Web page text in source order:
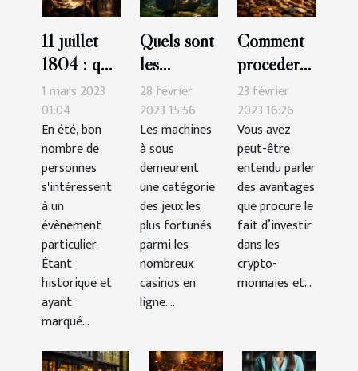
11 juillet
1804 : que
retenir du
duel au
pistolet
mémorable
à New
York ?
1 mars 2023
01:04
En été, bon
nombre de
personnes
s'intéressent
à un
évènement
particulier.
Étant
historique et
ayant
marqué...
Quels sont
les
meilleures
machines à
sous-
catégorie
aventure ?
28 février
2023 15:56
Les machines
à sous
demeurent
une catégorie
des jeux les
plus fortunés
parmi les
nombreux
casinos en
ligne....
Comment
procéder
pour
acheter
des
crypto-
monnaies
en tant que
débutant ?
23 février
2023 16:26
Vous avez
peut-être
entendu parler
des avantages
que procure le
fait d’investir
dans les
crypto-
monnaies et...